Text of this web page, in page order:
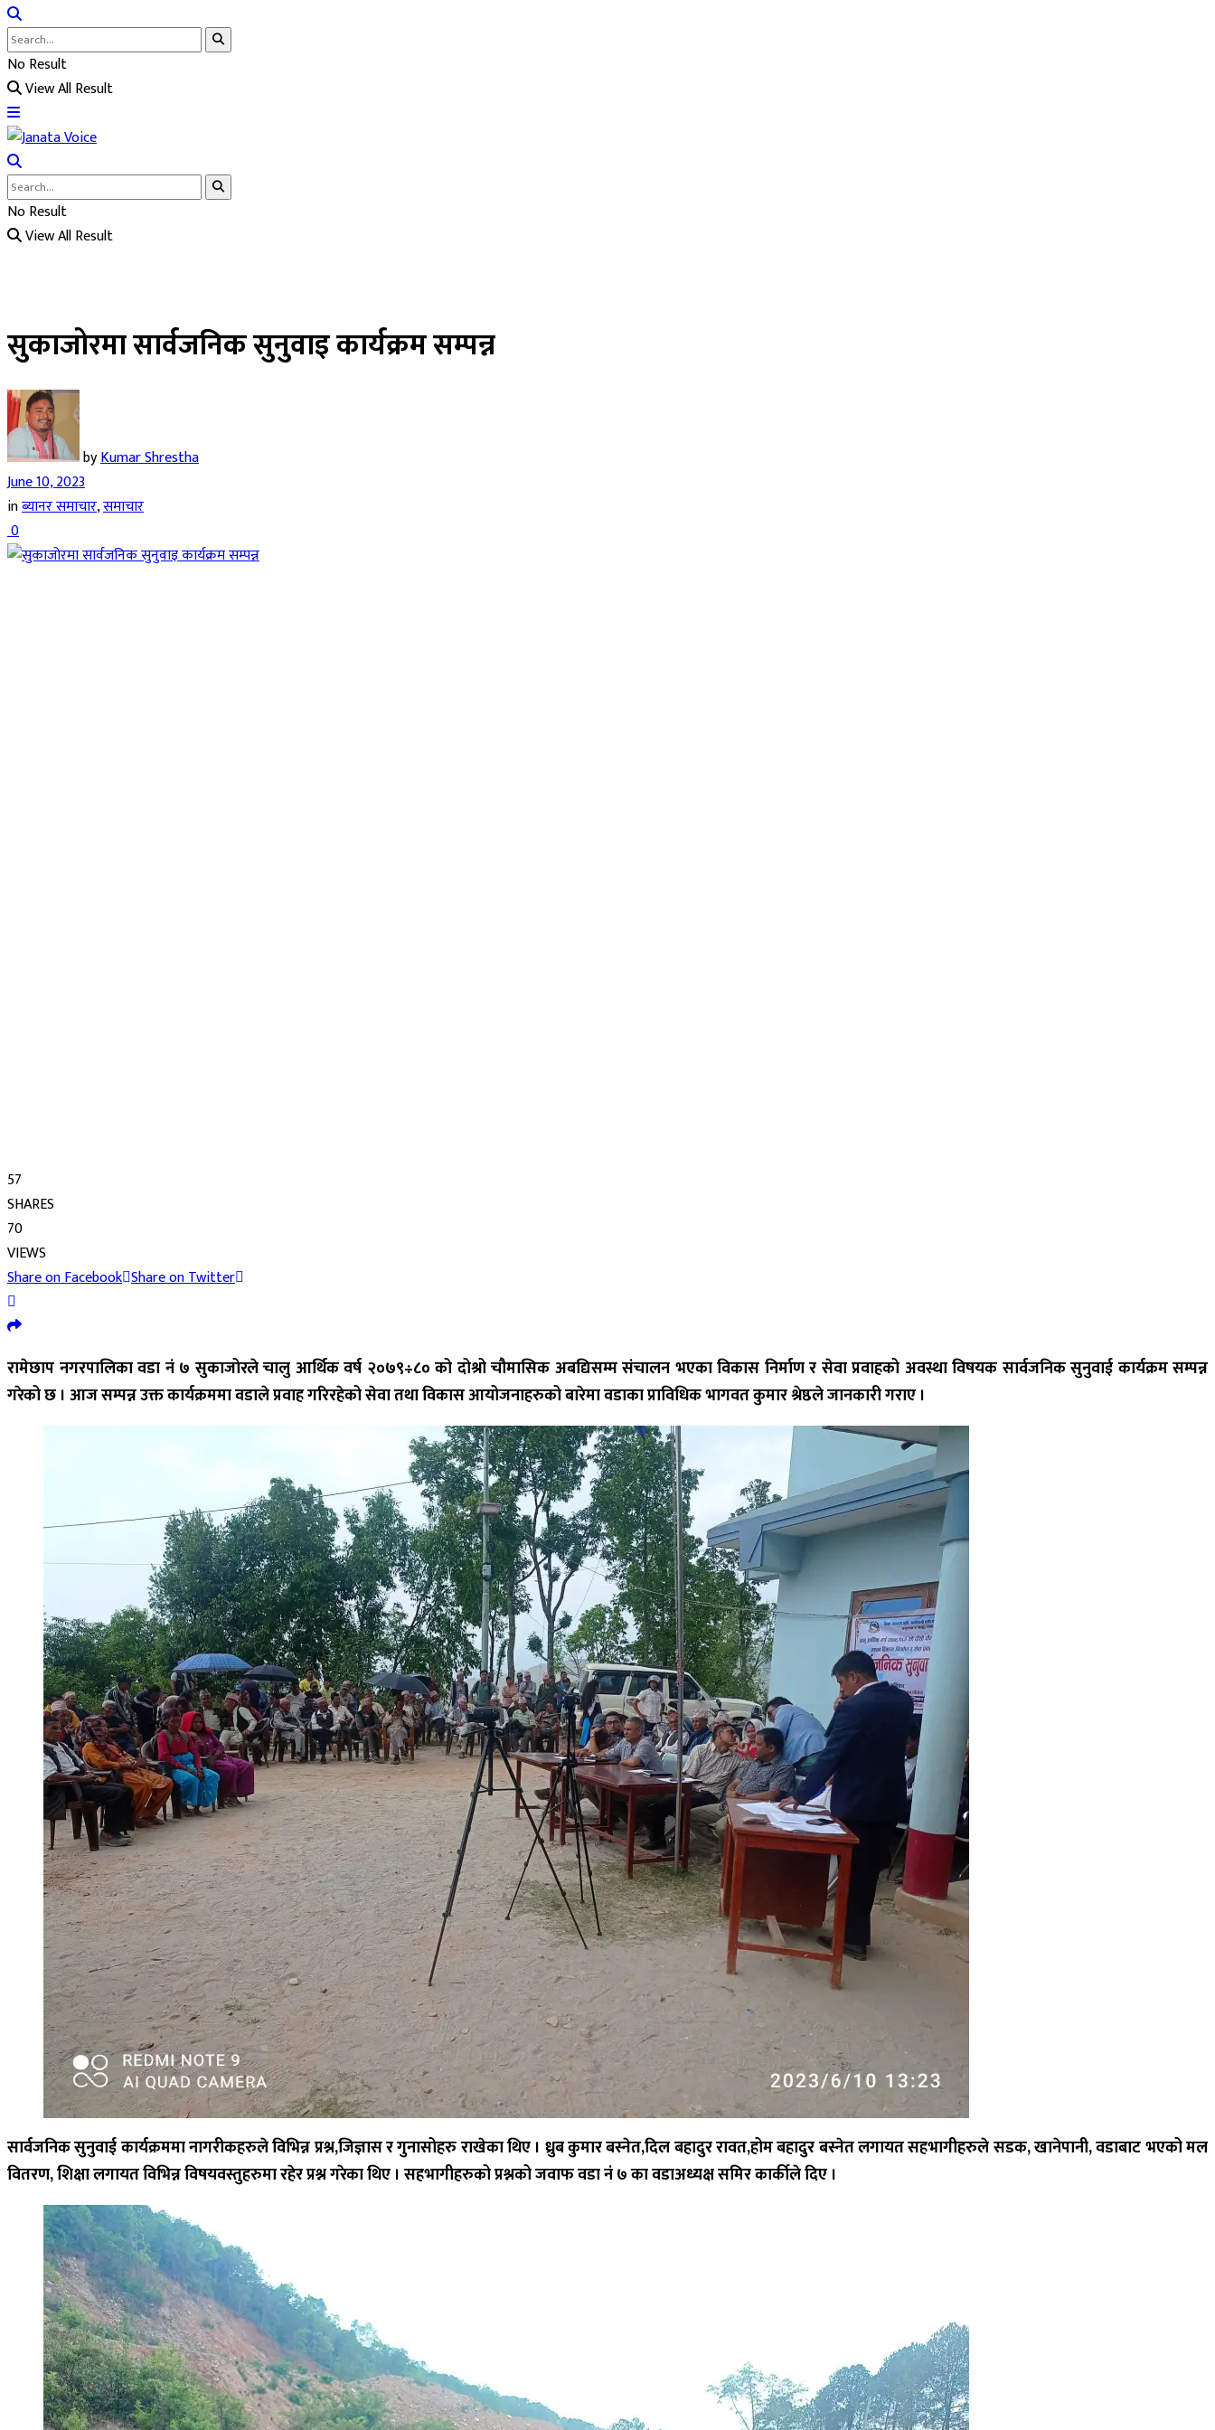
No Result
View All Result
No Result
View All Result
सुकाजोरमा सार्वजनिक सुनुवाइ कार्यक्रम सम्पन्न
byKumar Shrestha
June 10, 2023
inब्यानर समाचार,समाचार
0
57
SHARES
70
VIEWS
Share on Facebook Share on Twitter
रामेछाप नगरपालिका वडा नं ७ सुकाजोरले चालु आर्थिक वर्ष २०७९÷८० को दोश्रो चौमासिक अबद्यिसम्म संचालन भएका विकास निर्माण र सेवा प्रवाहको अवस्था विषयक सार्वजनिक सुनुवाई कार्यक्रम सम्पन्न
गरेको छ । आज सम्पन्न उक्त कार्यक्रममा वडाले प्रवाह गरिरहेको सेवा तथा विकास आयोजनाहरुको बारेमा वडाका प्राविधिक भागवत कुमार श्रेष्ठले जानकारी गराए ।
सार्वजनिक सुनुवाई कार्यक्रममा नागरीकहरुले विभिन्न प्रश्न,जिज्ञास र गुनासोहरु राखेका थिए । ध्रुबकुमार बस्नेत,दिल बहादुर रावत,होम बहादुर बस्नेत लगायत सहभागीहरुले सडक,खानेपानी,वडाबाट भएको मल
वितरण,शिक्षा लगायत विभिन्न विषयवस्तुहरुमा रहेर प्रश्न गरेका थिए । सहभागीहरुको प्रश्नको जवाफ वडा नं ७ का वडाअध्यक्ष समिर कार्कीले दिए ।